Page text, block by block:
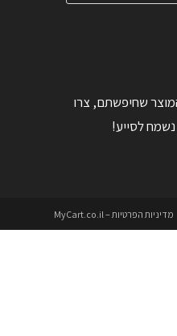
שחיפשתם, צרו
לסייע!
מדיניות הפרטיות – MyCart.co.il